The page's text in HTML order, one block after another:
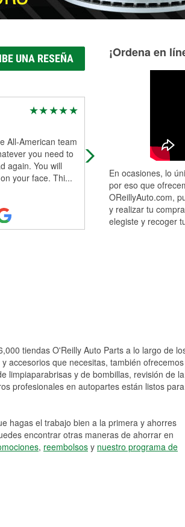
UNA RESEÑA
All-American team
you need to
again. You will
your face. Thi...
Came in for a super
wiper. They gave me
and they were nice
Read More
¡Ordena en
En ocasiones, lo
por eso que
OReillyAuto.com,
y realizar tu
elegiste y recoger
tiendas O'Reilly Auto Parts a lo largo de
accesorios que necesitas, también ofrecemos
limpiaparabrisas y de bombillas, revisión de
profesionales en autopartes están listos para
hagas el trabajo bien a la primera y ahorres
encontrar otras maneras de ahorrar en
, reembolsos y nuestro programa de